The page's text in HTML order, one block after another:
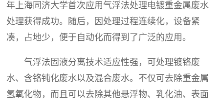
年上海同济大学首次应用气浮法处理电镀重金属废水
处理获得成功。随后，因处理过程连续化，设备紧
凑，占地少，便于自动化而得到了广泛的应用。
气浮法固液分离技术适应性强，可处理镀铬废
水、含铬钝化废水以及混合废水。不仅可去除重金属
氢氧化物，而且可以去除其他悬浮物、乳化油、表面